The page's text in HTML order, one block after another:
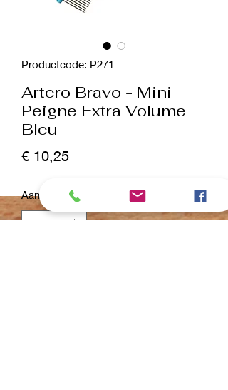
Productcode: P271
Artero Bravo - Mini
Peigne Extra Volume
Bleu
€ 10,25Prijs
Aantal